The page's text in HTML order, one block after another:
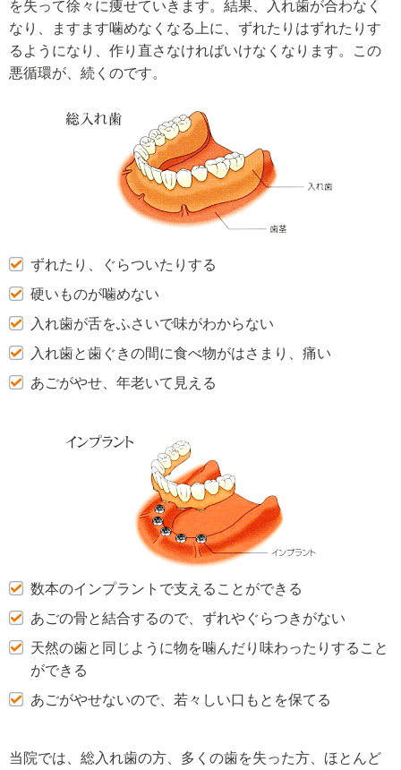
を失って徐々に痩せていきます。結果、入れ歯が合わなく
なり、ますます噛めなくなる上に、ずれたりはずれたりす
るようになり、作り直さなければいけなくなります。この
悪循環が、続くのです。
ずれたり、ぐらついたりする
硬いものが噛めない
入れ歯が舌をふさいで味がわからない
入れ歯と歯ぐきの間に食べ物がはさまり、痛い
あごがやせ、年老いて見える
数本のインプラントで支えることができる
あごの骨と結合するので、ずれやぐらつきがない
天然の歯と同じように物を噛んだり味わったりすること
ができる
あごがやせないので、若々しい口もとを保てる
当院では、総入れ歯の方、多くの歯を失った方、ほとんど